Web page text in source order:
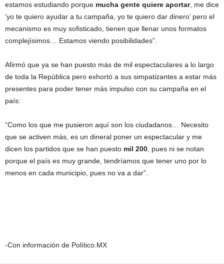
estamos estudiando porque mucha gente quiere aportar, me dice
‘yo te quiero ayudar a tu campaña, yo te quiero dar dinero’ pero el
mecanismo es muy sofisticado, tienen que llenar unos formatos
complejísimos… Estamos viendo posibilidades”.
Afirmó que ya se han puesto más de mil espectaculares a lo largo
de toda la República pero exhortó a sus simpatizantes a estar más
presentes para poder tener más impulso con su campaña en el
país:
“Como los que me pusieron aquí son los ciudadanos… Necesito
que se activen más, es un dineral poner un espectacular y me
dicen los partidos que se han puesto mil 200, pues ni se notan
porque el país es muy grande, tendríamos que tener uno por lo
menos en cada municipio, pues no va a dar”.
-Con información de Político.MX